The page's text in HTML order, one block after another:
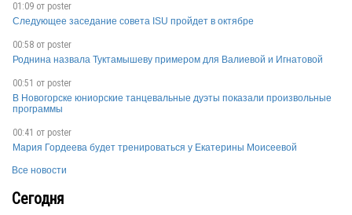
01:09 от poster
Следующее заседание совета ISU пройдет в октябре
00:58 от poster
Роднина назвала Туктамышеву примером для Валиевой и Игнатовой
00:51 от poster
В Новогорске юниорские танцевальные дуэты показали произвольные
программы
00:41 от poster
Мария Гордеева будет тренироваться у Екатерины Моисеевой
Все новости
Сегодня